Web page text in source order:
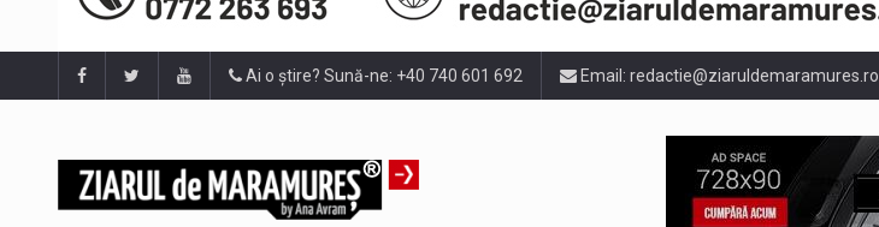
Ai o știre? Sună-ne: +40 740 601 692 Email: redactie@ziaruldemaramures.ro